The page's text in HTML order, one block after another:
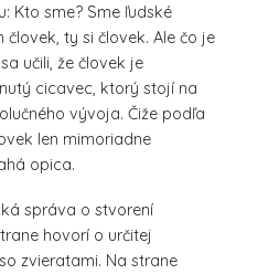
Kto sme? Sme ľudské
ty si človek. Ale čo je
učili, že človek je
cicavec, ktorý stojí na
vývoja. Čiže podľa
len mimoriadne
opica.
správa o stvorení
hovorí o určitej
zvieratami. Na strane